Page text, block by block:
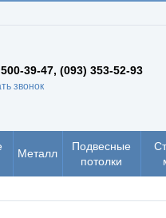
39-47, (093) 353-52-93
звонок
Металл
Подвесные
потолки